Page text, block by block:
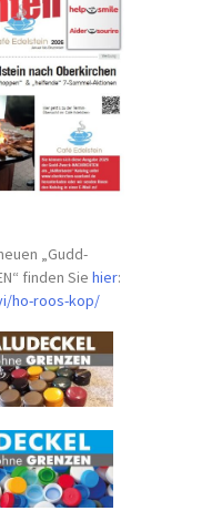
„Gudd-
finden Siehier:
ho-roos-kop/